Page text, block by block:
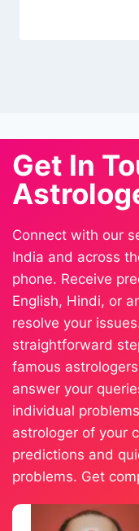
Get In
Connect with our
India and across
phone. Receive
English, Hindi, or
resolve your
straightforward
famous
answer your
individual
astrologer of your
predictions and
problems. Get